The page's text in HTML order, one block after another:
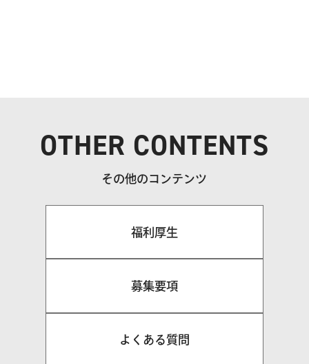
OTHER CONTENTS
その他のコンテンツ
福利厚生
募集要項
よくある質問